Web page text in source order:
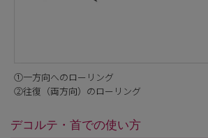
①一方向へのローリング
②往復（両方向）のローリング
デコルテ・首での使い方